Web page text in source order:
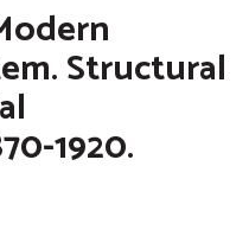
Structural
1920.